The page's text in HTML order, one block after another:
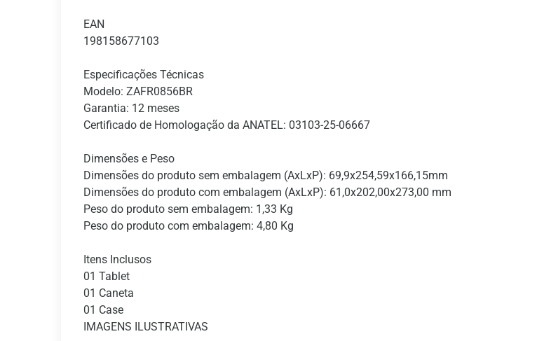
EAN
198158677103
Especificações Técnicas
Modelo: ZAFR0856BR
Garantia: 12 meses
Certificado de Homologação da ANATEL: 03103-25-06667
Dimensões e Peso
Dimensões do produto sem embalagem (AxLxP): 69,9x254,59x166,15mm
Dimensões do produto com embalagem (AxLxP): 61,0x202,00x273,00 mm
Peso do produto sem embalagem: 1,33 Kg
Peso do produto com embalagem: 4,80 Kg
Itens Inclusos
01 Tablet
01 Caneta
01 Case
IMAGENS ILUSTRATIVAS